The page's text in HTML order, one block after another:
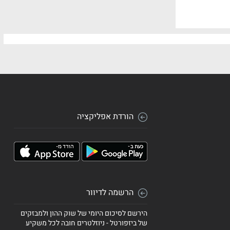
הורדת אפליקציה
הרשמה לדיוור
הירשם לסיכום היומי של שוק ההון ולמבזקים
של ביזפורטל - ניוזלטרים חובה לכל משקיע